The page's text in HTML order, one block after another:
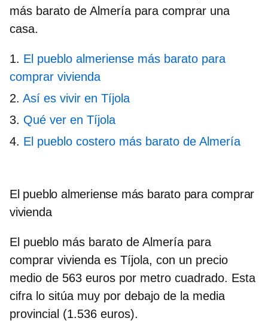
más barato de Almería para comprar una
casa.
El pueblo almeriense más barato para
comprar vivienda
Así es vivir en Tíjola
Qué ver en Tíjola
El pueblo costero más barato de Almería
El pueblo almeriense más barato para comprar
vivienda
El pueblo más barato de Almería para
comprar vivienda es Tíjola, con un precio
medio de 563 euros por metro cuadrado. Esta
cifra lo sitúa muy por debajo de la media
provincial (1.536 euros).